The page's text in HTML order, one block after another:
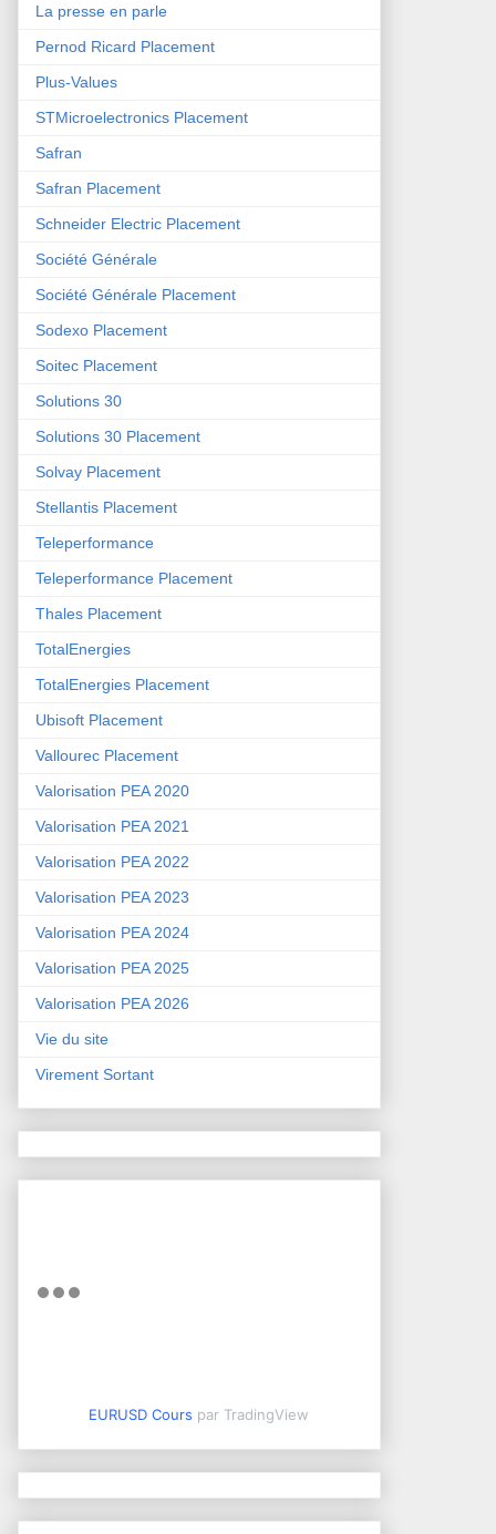
La presse en parle
Pernod Ricard Placement
Plus-Values
STMicroelectronics Placement
Safran
Safran Placement
Schneider Electric Placement
Société Générale
Société Générale Placement
Sodexo Placement
Soitec Placement
Solutions 30
Solutions 30 Placement
Solvay Placement
Stellantis Placement
Teleperformance
Teleperformance Placement
Thales Placement
TotalEnergies
TotalEnergies Placement
Ubisoft Placement
Vallourec Placement
Valorisation PEA 2020
Valorisation PEA 2021
Valorisation PEA 2022
Valorisation PEA 2023
Valorisation PEA 2024
Valorisation PEA 2025
Valorisation PEA 2026
Vie du site
Virement Sortant
EURUSD Cours par TradingView